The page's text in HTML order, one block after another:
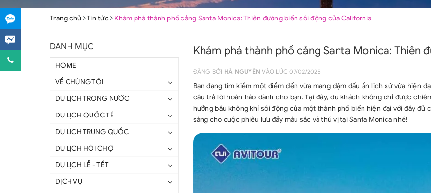
Trang chủ Tin tức Khám phá thành phố cảng Santa Monica: Thiên đường biển sôi động của California
Khám phá thành phố cảng Santa Monica: Thiên
ĐĂNG BỞI HÀ NGUYỄN VÀO LÚC 07/02/2025
Bạn đang tìm kiếm một điểm đến vừa mang đậm dấu ấn lịch sử vừa hiện
câu trả lời hoàn hảo dành cho bạn. Tại đây, du khách không chỉ được
hưởng bầu không khí sôi động của một thành phố biển hiện đại với đầy đủ
sàng cho cuộc phiêu lưu đầy màu sắc và thú vị tại Santa Monica nhé!
DANH MỤC
HOME
VỀ CHÚNG TÔI
DU LỊCH TRONG NƯỚC
DU LỊCH QUỐC TẾ
DU LỊCH TRUNG QUỐC
DU LỊCH HỘI CHỢ
DU LỊCH LỄ - TẾT
DỊCH VỤ